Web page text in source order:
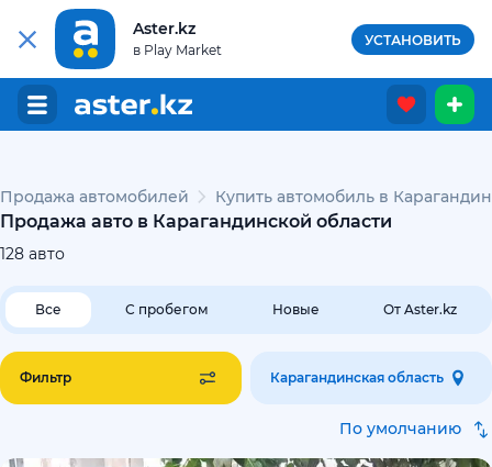
Aster.kz
в Play Market
УСТАНОВИТЬ
Продажа автомобилей Купить автомобиль в
Продажа авто в Карагандинской области
128 авто
Все С пробегом Новые От Aster.kz
Фильтр Карагандинская область
По умолчанию